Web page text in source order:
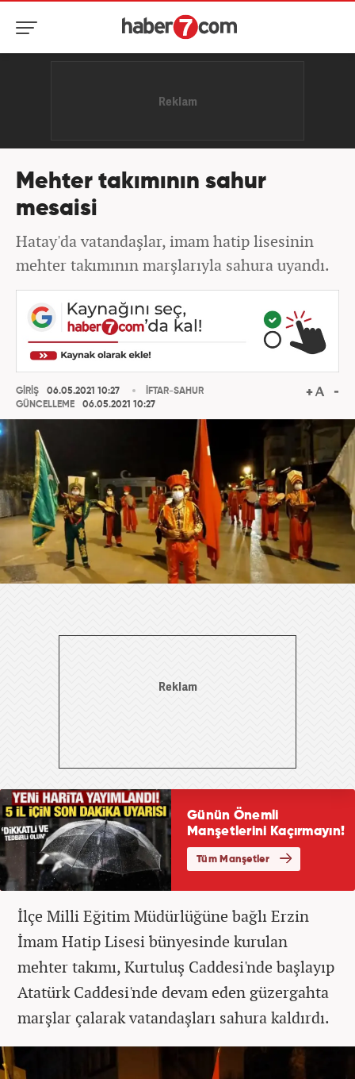
Mehter takımının sahur
mesaisi
Hatay'da vatandaşlar, imam hatip lisesinin
mehter takımının marşlarıyla sahura uyandı.
GİRİŞ
06.05.2021 10:27
GÜNCELLEME
06.05.2021 10:27
İFTAR-SAHUR
İlçe Milli Eğitim Müdürlüğüne bağlı Erzin
İmam Hatip Lisesi bünyesinde kurulan
mehter takımı, Kurtuluş Caddesi'nde başlayıp
Atatürk Caddesi'nde devam eden güzergahta
marşlar çalarak vatandaşları sahura kaldırdı.